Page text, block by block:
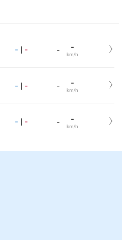
- | - - -
km/h
- | - - -
km/h
- | - - -
km/h